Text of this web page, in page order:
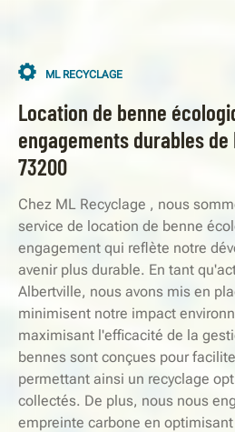
ML RECYCLAGE
Location de benne
engagements durables de
73200
Chez ML Recyclage , nous
service de location de benne
engagement qui reflète notre
avenir plus durable. En tant
Albertville, nous avons mis en
minimisent notre impact
maximisant l'efficacité de la
bennes sont conçues pour
permettant ainsi un recyclage
collectés. De plus, nous nous
empreinte carbone en